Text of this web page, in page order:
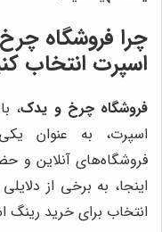
چرا فروشگاه
اسپرت انتخاب
فروشگاه چرخ و یدک،
اسپرت، به عنوان
فروشگاه‌های آنلاین و
اینجا، به برخی از
انتخاب برای خرید رینگ